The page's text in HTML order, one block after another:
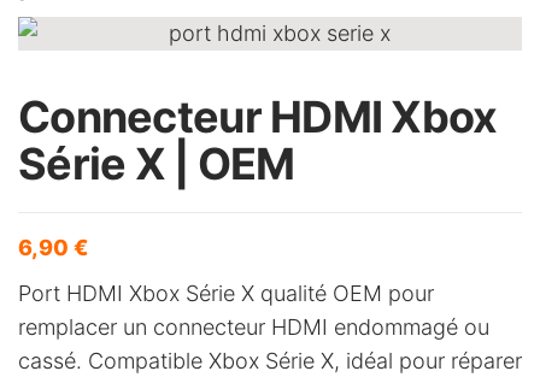
Connecteur HDMI Xbox
Série X | OEM
6,90 €
Port HDMI Xbox Série X qualité OEM pour
remplacer un connecteur HDMI endommagé ou
cassé. Compatible Xbox Série X, idéal pour réparer